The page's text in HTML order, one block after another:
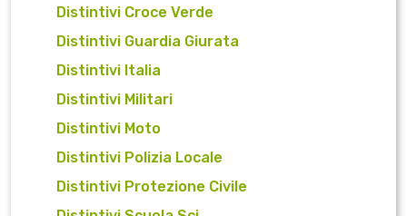
Distintivi Croce Verde
Distintivi Guardia Giurata
Distintivi Italia
Distintivi Militari
Distintivi Moto
Distintivi Polizia Locale
Distintivi Protezione Civile